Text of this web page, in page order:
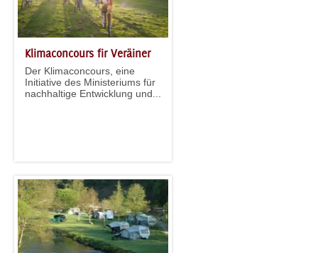
Klimaconcours fir Veräiner
Der Klimaconcours, eine
Initiative des Ministeriums für
nachhaltige Entwicklung und...